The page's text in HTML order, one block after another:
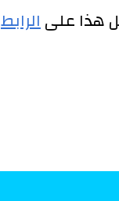
هذا علىالرابط